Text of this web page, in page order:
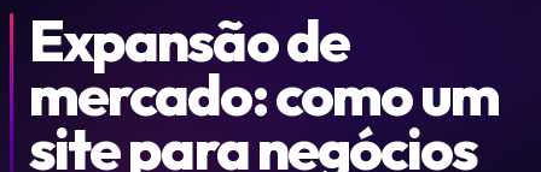
Expansão de
mercado: como um
site para negócios